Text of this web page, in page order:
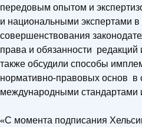
передовым опытом и
и национальными экспертами в
совершенствования
права и обязанности редакций
также обсудили способы
нормативно-правовых основ в
международными стандартами
«С момента подписания